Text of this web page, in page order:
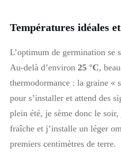
Températures idéales
L’optimum de germination se
Au-delà d’environ 25 °C,
thermodormance : la graine «
pour s’installer et attend des
plein été, je sème donc le soir,
fraîche et j’installe un léger
premiers centimètres de terre.